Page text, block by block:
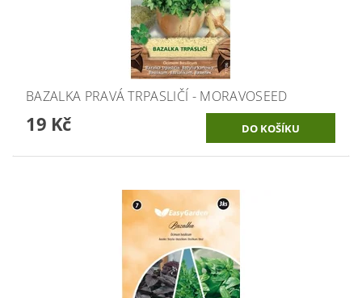
BAZALKA PRAVÁ TRPASLIČÍ - MORAVOSEED
19 Kč